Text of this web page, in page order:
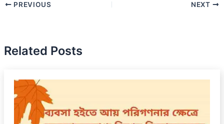
PREVIOUS NEXT
Related Posts